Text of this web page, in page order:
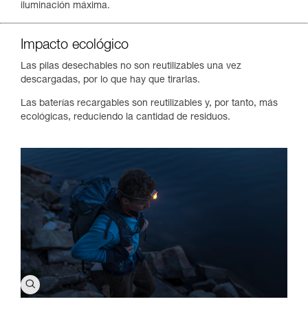
iluminación máxima.
Impacto ecológico
Las pilas desechables no son reutilizables una vez
descargadas, por lo que hay que tirarlas.
Las baterías recargables son reutilizables y, por tanto, más
ecológicas, reduciendo la cantidad de residuos.